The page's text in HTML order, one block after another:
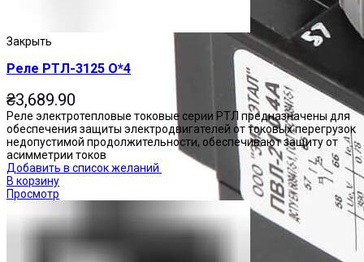
Закрыть
Реле РТЛ-3125 О*4
₴3,689.90
Реле электротепловые токовые серии РТЛ предназначены для
обеспечения защиты электродвигателей от токовых перегрузок
недопустимой продолжительности, обеспечивают защиту от
асимметрии токов
Добавить в список желаний
В корзину
Просмотр